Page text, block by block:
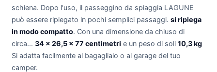
schiena. Dopo l'uso, il passeggino da spiaggia LAGUNE
può essere ripiegato in pochi semplici passaggi. si ripiega
in modo compatto. Con una dimensione da chiuso di
circa... 34 × 26,5 × 77 centimetri e un peso di soli 10,3 kg
Si adatta facilmente al bagagliaio o al garage del tuo
camper.